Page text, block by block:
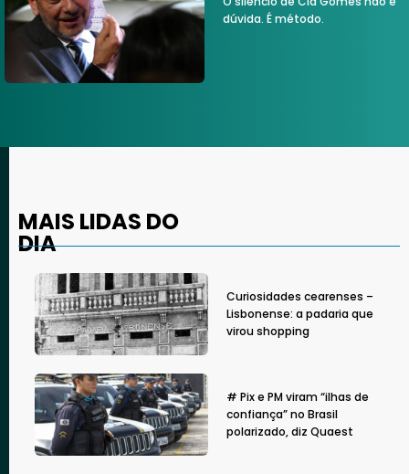
dúvida. É método.
MAIS LIDAS DO
DIA
Curiosidades cearenses –
Lisbonense: a padaria que
virou shopping
# Pix e PM viram “ilhas de
confiança” no Brasil
polarizado, diz Quaest